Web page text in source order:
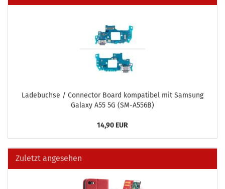
La­de­buch­se / Con­nec­tor Board kom­pa­ti­bel mit Sam­sung
Ga­la­xy A55 5G (SM-​A556B)
14,90 EUR
Zuletzt angesehen